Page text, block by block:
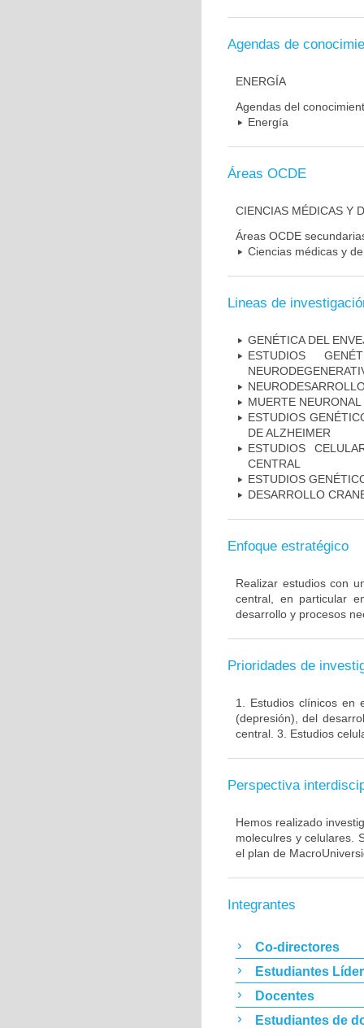
Agendas de
ENERGÍA
Agendas del
Energía
Áreas OCDE
CIENCIAS MÉDICAS Y
Áreas OCDE
Ciencias médicas y
Lineas de
GENÉTICA DEL
ESTUDIOS
MUERTE
ESTUDIOS
DE ALZHEIMER
ESTUDIOS
CENTRAL
ESTUDIOS
DESARROLLO
Enfoque estratégico
Realizar estudios con
central, en particular
desarrollo y procesos
Prioridades de
1. Estudios clínicos en
(depresión), del
central. 3. Estudios
Perspectiva
Hemos realizado
moleculres y celulares.
el plan de
Integrantes
Co-directores
Estudiantes
Docentes
Estudiantes de